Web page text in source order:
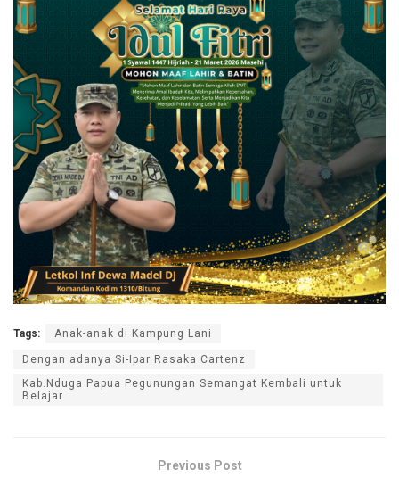
Tags: Anak-anak di Kampung Lani
Dengan adanya Si-Ipar Rasaka Cartenz
Kab.Nduga Papua Pegunungan Semangat Kembali untuk
Belajar
Previous Post